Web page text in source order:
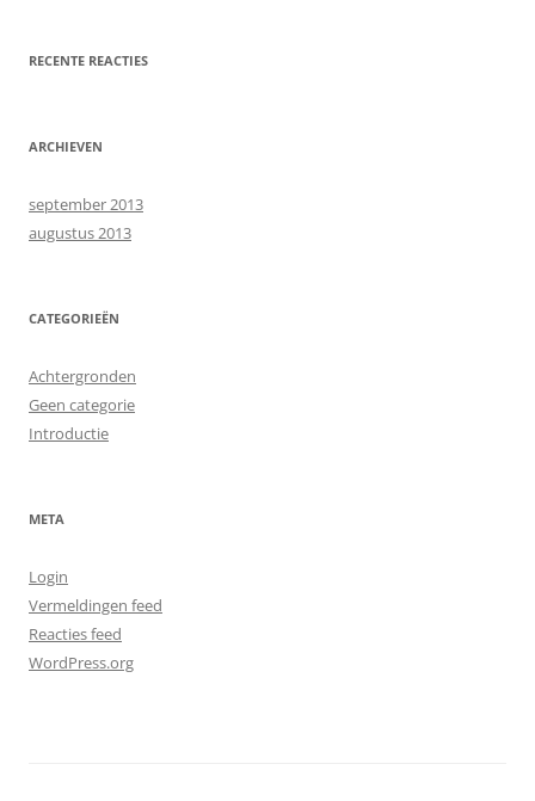
RECENTE REACTIES
ARCHIEVEN
september 2013
augustus 2013
CATEGORIEËN
Achtergronden
Geen categorie
Introductie
META
Login
Vermeldingen feed
Reacties feed
WordPress.org